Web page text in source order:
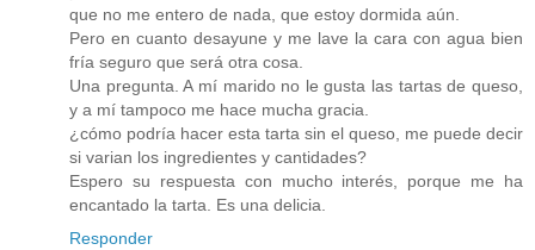
que no me entero de nada, que estoy dormida aún.
Pero en cuanto desayune y me lave la cara con agua bien
fría seguro que será otra cosa.
Una pregunta. A mí marido no le gusta las tartas de queso,
y a mí tampoco me hace mucha gracia.
¿cómo podría hacer esta tarta sin el queso, me puede decir
si varian los ingredientes y cantidades?
Espero su respuesta con mucho interés, porque me ha
encantado la tarta. Es una delicia.
Responder